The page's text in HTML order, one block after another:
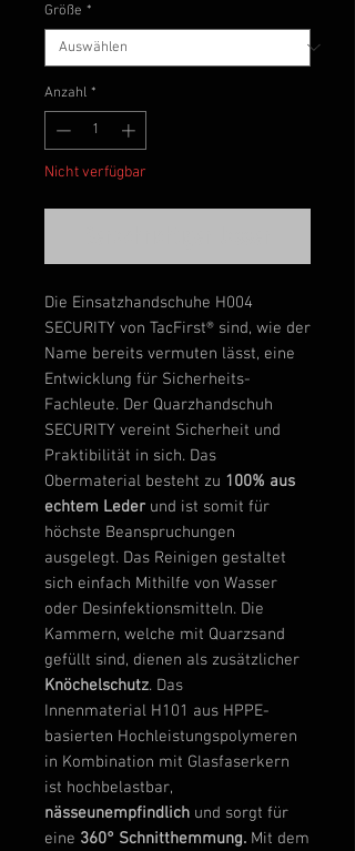
Größe *
Anzahl *
Nicht verfügbar
Die Einsatzhandschuhe H004
SECURITY von TacFirst® sind, wie der
Name bereits vermuten lässt, eine
Entwicklung für Sicherheits-
Fachleute. Der Quarzhandschuh
SECURITY vereint Sicherheit und
Praktibilität in sich. Das
Obermaterial besteht zu 100% aus
echtem Leder und ist somit für
höchste Beanspruchungen
ausgelegt. Das Reinigen gestaltet
sich einfach Mithilfe von Wasser
oder Desinfektionsmitteln. Die
Kammern, welche mit Quarzsand
gefüllt sind, dienen als zusätzlicher
Knöchelschutz. Das
Innenmaterial H101 aus HPPE-
basierten Hochleistungspolymeren
in Kombination mit Glasfaserkern
ist hochbelastbar,
nässeunempfindlich und sorgt für
eine 360° Schnitthemmung. Mit dem